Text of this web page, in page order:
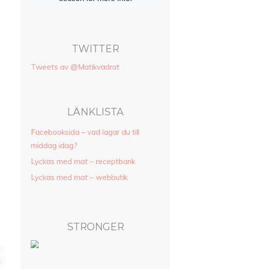
TWITTER
Tweets av @Matikvadrat
LÄNKLISTA
Facebooksida – vad lagar du till
middag idag?
Lyckas med mat – receptbank
Lyckas med mat – webbutik
STRONGER